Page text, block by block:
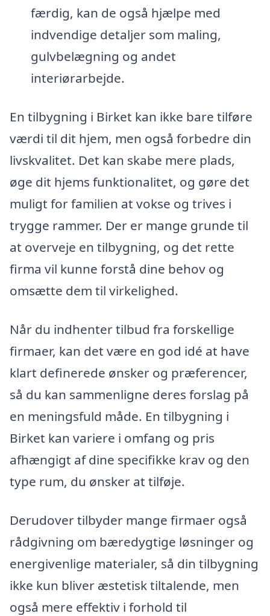
færdig, kan de også hjælpe med
indvendige detaljer som maling,
gulvbelægning og andet
interiørarbejde.
En tilbygning i Birket kan ikke bare tilføre
værdi til dit hjem, men også forbedre din
livskvalitet. Det kan skabe mere plads,
øge dit hjems funktionalitet, og gøre det
muligt for familien at vokse og trives i
trygge rammer. Der er mange grunde til
at overveje en tilbygning, og det rette
firma vil kunne forstå dine behov og
omsætte dem til virkelighed.
Når du indhenter tilbud fra forskellige
firmaer, kan det være en god idé at have
klart definerede ønsker og præferencer,
så du kan sammenligne deres forslag på
en meningsfuld måde. En tilbygning i
Birket kan variere i omfang og pris
afhængigt af dine specifikke krav og den
type rum, du ønsker at tilføje.
Derudover tilbyder mange firmaer også
rådgivning om bæredygtige løsninger og
energivenlige materialer, så din tilbygning
ikke kun bliver æstetisk tiltalende, men
også mere effektiv i forhold til